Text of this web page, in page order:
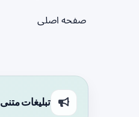
صفحه اصلی
تبلیغات متنی